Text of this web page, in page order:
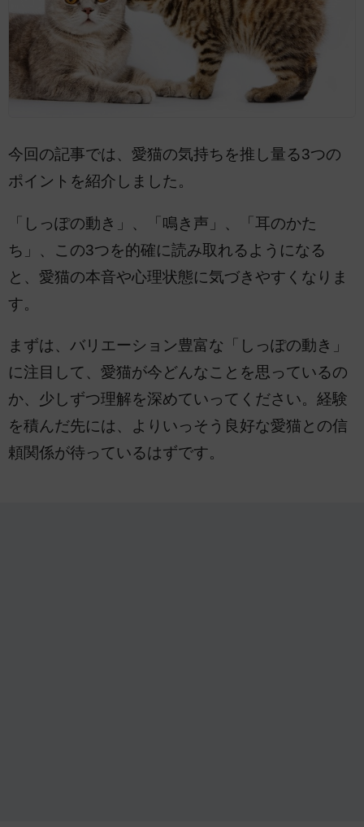
今回の記事では、愛猫の気持ちを推し量る3つの
ポイントを紹介しました。
「しっぽの動き」、「鳴き声」、「耳のかた
ち」、この3つを的確に読み取れるようになる
と、愛猫の本音や心理状態に気づきやすくなりま
す。
まずは、バリエーション豊富な「しっぽの動き」
に注目して、愛猫が今どんなことを思っているの
か、少しずつ理解を深めていってください。経験
を積んだ先には、よりいっそう良好な愛猫との信
頼関係が待っているはずです。